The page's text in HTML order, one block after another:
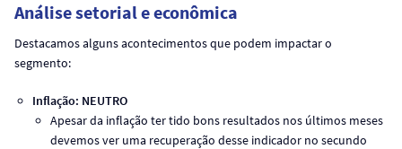
Análise setorial e econômica
Destacamos alguns acontecimentos que podem impactar o
segmento:
Inflação: NEUTRO
Apesar da inflação ter tido bons resultados nos últimos meses
devemos ver uma recuperação desse indicador no secundo